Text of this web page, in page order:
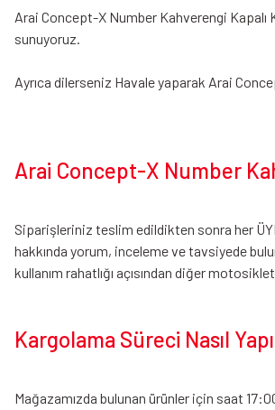
Arai Concept-X Number Kahverengi
sunuyoruz.
Ayrıca dilerseniz Havale yaparak Arai
Arai Concept-X Number
Siparişleriniz teslim edildikten sonra her
hakkında yorum, inceleme ve tavsiyede
kullanım rahatlığı açısından diğer
Kargolama Süreci Nasıl
Mağazamızda bulunan ürünler için saat